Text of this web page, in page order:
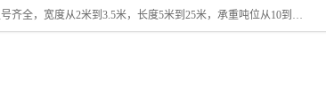
本公司常年出售回收二手地磅，回收出售二手地磅。 近期本公司回收大量二手地磅，型号齐全，宽度从2米到3.5米，长度5米到25米，承重吨位从10到200吨，成色7—9成新。 ? 使用年限6个月至2年，产品来源于个人闲置品，工矿企业停用品，因小换大而来。 精准度和新的一样， 二手地磅是内行人的选择，打个电话就省钱朋友您好等什么